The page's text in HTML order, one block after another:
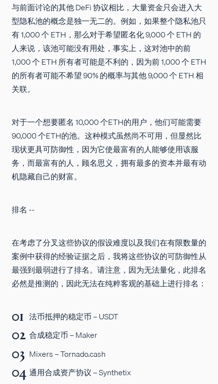
与前面讨论的其他 DeFi 协议相比，大量资金只会进入大
型隐私池的概念是独一无二的。例如，如果整个隐私池只
有 1,000 个 ETH，那么对于希望匿名化 9,000 个 ETH 的
人来说，该池可能没有用处，事实上，这对池中的前
1,000 个 ETH 所有者可能是不利的，因为前 1,000 个 ETH
的所有者可能不希望 90% 的概率与其他 9,000 个 ETH 相
关联。
对于一个想要匿名 10,000 个ETH的用户，他们可能需要
90,000 个ETH的池。这种模式虽然尚不可用，但显然比
现状更具可防御性，因为它使最富有的人能够使用该服
务，而最富有的人，顾名思义，拥有最多的资本并最有动
机隐藏自己的财富。
排名 --
在考虑了分叉这些协议的假设难度以及我们在有限数量的
案例中获得的经验证据之后，我将这些协议的可防御性从
最强到最弱进行了排名。请注意，因为无法量化，此排名
必然是推测的，因此无法在纯粹客观的基础上进行排名：
法币抵押的稳定币 – USDT
合成稳定币 – Maker
Mixers – Tornado.cash
通用合成资产协议 – Synthetix